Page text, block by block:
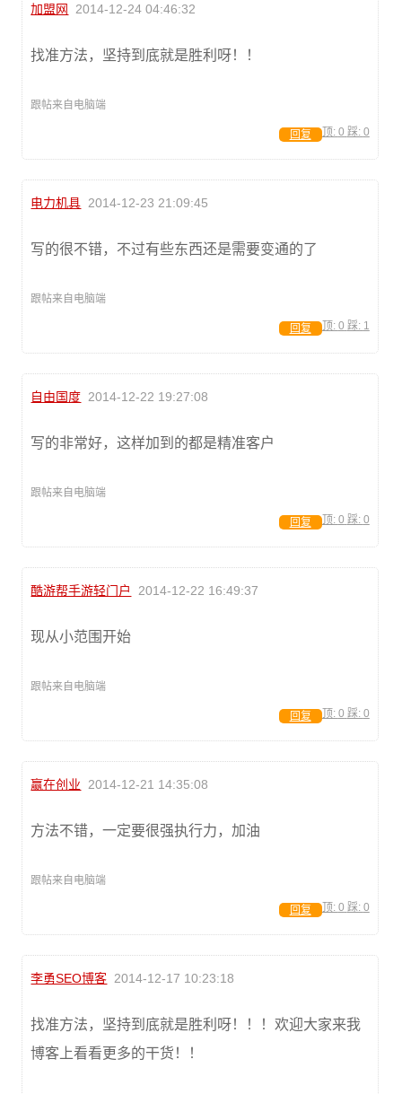
加盟网 2014-12-24 04:46:32
找准方法，坚持到底就是胜利呀！！
跟帖来自电脑端
顶: 0 踩: 0
回复
电力机具 2014-12-23 21:09:45
写的很不错，不过有些东西还是需要变通的了
跟帖来自电脑端
顶: 0 踩: 1
回复
自由国度 2014-12-22 19:27:08
写的非常好，这样加到的都是精准客户
跟帖来自电脑端
顶: 0 踩: 0
回复
酷游帮手游轻门户 2014-12-22 16:49:37
现从小范围开始
跟帖来自电脑端
顶: 0 踩: 0
回复
赢在创业 2014-12-21 14:35:08
方法不错，一定要很强执行力，加油
跟帖来自电脑端
顶: 0 踩: 0
回复
李勇SEO博客 2014-12-17 10:23:18
找准方法，坚持到底就是胜利呀！！！欢迎大家来我
博客上看看更多的干货！！